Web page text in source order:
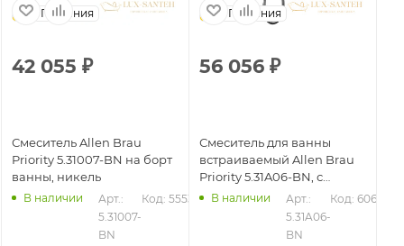
Германия
42 055 ₽
Смеситель Allen Brau
Priority 5.31007-BN на борт
ванны, никель
В наличии
Арт.:
5.31007-
BN
Код: 55530
Германия
56 056 ₽
Смеситель для ванны
встраиваемый Allen Brau
Priority 5.31A06-BN, с
внутренней частью,
никель брашированный
В наличии
Арт.:
5.31A06-
BN
Код: 60670